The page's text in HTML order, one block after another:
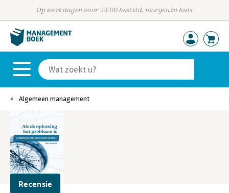
Op werkdagen voor 23:00 besteld, morgen in huis
Algemeen management
Recensie